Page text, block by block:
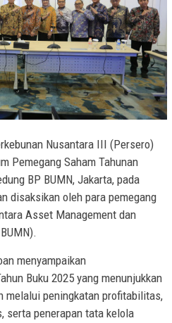
Nusantara III (Persero)
Pemegang Saham Tahunan
BP BUMN, Jakarta, pada
disaksikan oleh para pemegang
Asset Management dan
menyampaikan
Buku 2025 yang menunjukkan
melalui peningkatan profitabilitas,
serta penerapan tata kelola